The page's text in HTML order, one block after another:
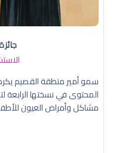
سمو أمير منطقة القصيم
المحتوى في نسختها الرابعة
مشاكل وأمراض العيون